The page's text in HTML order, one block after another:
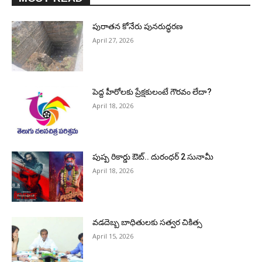
పురాత‌న కోనేరు పున‌రుద్ధ‌ర‌ణ
April 27, 2026
పెద్ద హీరోల‌కు ప్రేక్ష‌కులంటే గౌర‌వం లేదా?
April 18, 2026
పుష్ప రికార్డు ఔట్‌.. దురంధ‌ర్ 2 సునామీ
April 18, 2026
వడదెబ్బ బాధితులకు సత్వర చికిత్స
April 15, 2026